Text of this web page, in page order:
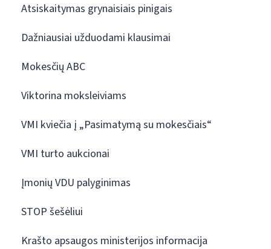
Atsiskaitymas grynaisiais pinigais
Dažniausiai užduodami klausimai
Mokesčių ABC
Viktorina moksleiviams
VMI kviečia į „Pasimatymą su mokesčiais“
VMI turto aukcionai
Įmonių VDU palyginimas
STOP šešėliui
Krašto apsaugos ministerijos informacija